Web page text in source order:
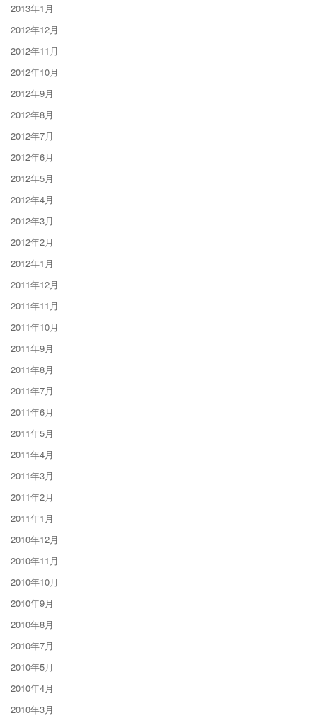
2013年1月
2012年12月
2012年11月
2012年10月
2012年9月
2012年8月
2012年7月
2012年6月
2012年5月
2012年4月
2012年3月
2012年2月
2012年1月
2011年12月
2011年11月
2011年10月
2011年9月
2011年8月
2011年7月
2011年6月
2011年5月
2011年4月
2011年3月
2011年2月
2011年1月
2010年12月
2010年11月
2010年10月
2010年9月
2010年8月
2010年7月
2010年5月
2010年4月
2010年3月